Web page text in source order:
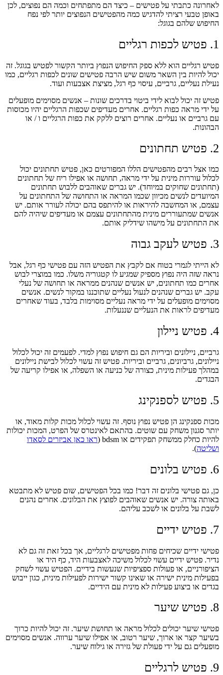
לאחרונה כתבתי על פטישים – כיצד הם מתפתחים וכמה הם נפוצים, לכן
באופן טבעי רציתי להדגיש כמה מהפטישים הנפוצים יותר לפי נפח
החיפוש שלהם בגוגל:
1. פטיש לכפות רגליים
פטיש רגליים הוא ללא ספק החיפוש הנפוץ ביותר הקשור לפטיש בגוגל. זה
יכול להיות בין השאר משום שיש הרבה פטישים שונים לכפות רגליים, כמו
נעילת נעליים, גרביים, עיסוי כף רגל, מציצת אצבעות ועוד.
פטיש זה יכול לבוא לידי ביטוי בדרכים שונות – אנשים מסוימים מופעלים
על ידי מראה כפות רגליים. אחרים מעדיפים שכפות הרגליים יהיו מכוסות
עם גרביים או נעליים. אחרים רוצים ללקק את כפות הרגליים ו / או
הבהונות.
2. פטיש תחתונים
כמו אצל רבים מהפטישים הללו המפורטים כאן, פטיש תחתונים יכול
לכלול עוררות מינית על ידי מראה, תחושה או אפילו ריח של תחתונים
(תחתונים שחוקים במיוחד). יש גברים שאוהבים ללבוש תחתונים
המיועדים לנשים מכיוון שכמו המראה או התחושה של התחתונים על
עצמם, או המחשבה להיראות או להיתפס בהם יכולה לעורר אותם. יש
אנשים שמתעוררים מינית מהתחתונים עצמם או מעדיפים שיהיה להם
את התחתונים על מישהו שידליק אותם.
3. פטיש לעקב גבוה
לא הייתי לגמרי בטוח אם לקבץ את הפטיש הזה עם פטישי כף רגל, אבל
נראה שזה היה נפוץ מספיק שמגיע לו קטגוריה משלו. כמו במוצרי לבוש
אחרים כמו תחתונים, יש אנשים שנהנים ממראה או תחושה של נעלי
עקב. יש גברים שנהנים לנעול נעליים שתוכננו במקור לנשים. אנשים
מסוימים מופעלים על ידי מראה נעליים מסוימות בלבד, בעוד שאחרים
מעדיפים לראות את הנעליים שננעלות.
4. פטיש ניילון
גרביים, ניילונים וביריות הם גם חיפוש נפוץ למדי. לפעמים זה יכול לכלול
ניילונים, גרביונים, גרביים וביריות. פטיש זה עשוי לכלול לבישת ניילונים
במהלך פעילות מינית, כצורה של כניעה או השפלה, או אפילו קריעה של
הבגדים.
5. פטיש לספנקינג
מכות ספנקינג הן פטיש נפוץ נוסף. זה עשוי לכלול מכות קלות מאוד, או
יותר סגנון משחק עם שוטים. בהתאם לאינטרס של הפרט, המכות יכולות
להיות כחלק ממשחק תפקידים או bdsm (
ראו כאן אביזרים לסאדו
ושליטה).
6. פטיש בלונים
כן, גם פטישי בלונים זה דבר! כמו בכל הפטישים, שום פטיש לא מתבטא
באותה צורה. יש אנשים שאוהבים לפוצץ את הבלונים. אחרים נהנים
לשבת על בלונים או לשכב עליהם.
7. פטיש ידיים
פטישי ידיים שכיחים פחות מפטישים לרגליים, אך בכל זאת זה גם לא
נדיר. פטיש ידיים עשוי לכלול משיכה לאצבעות היד, כף היד או
הציפורניים, או פעולות ספציפיות שנעשות בידיים. הפטיש עשוי לשחק
בפעילות מינית ישירה או שאינו קשור ישירות לפעילות מינית, כגון ייבוש
בגדים או ביצוע פעילות לא מינית עם הידיים.
8. פטיש שיער
פטישי שיער יכולים לכלול מראה או תחושת שיער. זה יכול להיות כרוך
בשיער קצר או ארוך, שיער רטוב, או אפילו שיער ערווה. אנשים מסוימים
מופעלים גם על ידי פעולת של גזירה או גילוח שיער.
9. פטיש לרגליים